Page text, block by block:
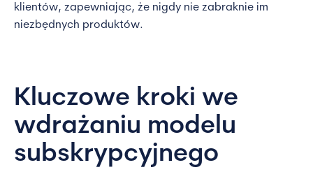
klientów, zapewniając, że nigdy nie zabraknie im
niezbędnych produktów.
Kluczowe kroki we
wdrażaniu modelu
subskrypcyjnego